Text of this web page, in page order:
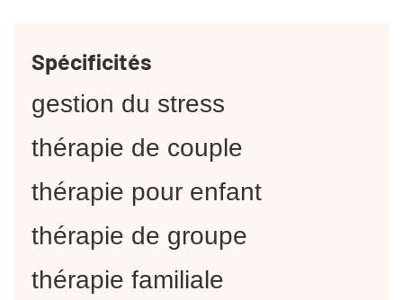
Spécificités
gestion du stress
thérapie de couple
thérapie pour enfant
thérapie de groupe
thérapie familiale